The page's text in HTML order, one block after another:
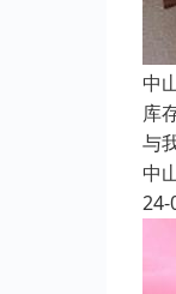
中
库
与
中
24-